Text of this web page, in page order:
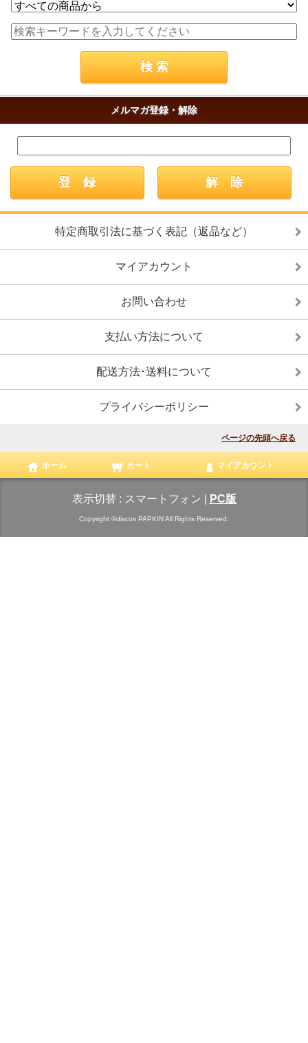
メルマガ登録・解除
特定商取引法に基づく表記（返品など）
マイアカウント
お問い合わせ
支払い方法について
配送方法･送料について
プライバシーポリシー
ページの先頭へ戻る
ホーム カート マイアカウント
表示切替 : スマートフォン PC版
Copyright ©discos PAPKIN All Rights Reserved.